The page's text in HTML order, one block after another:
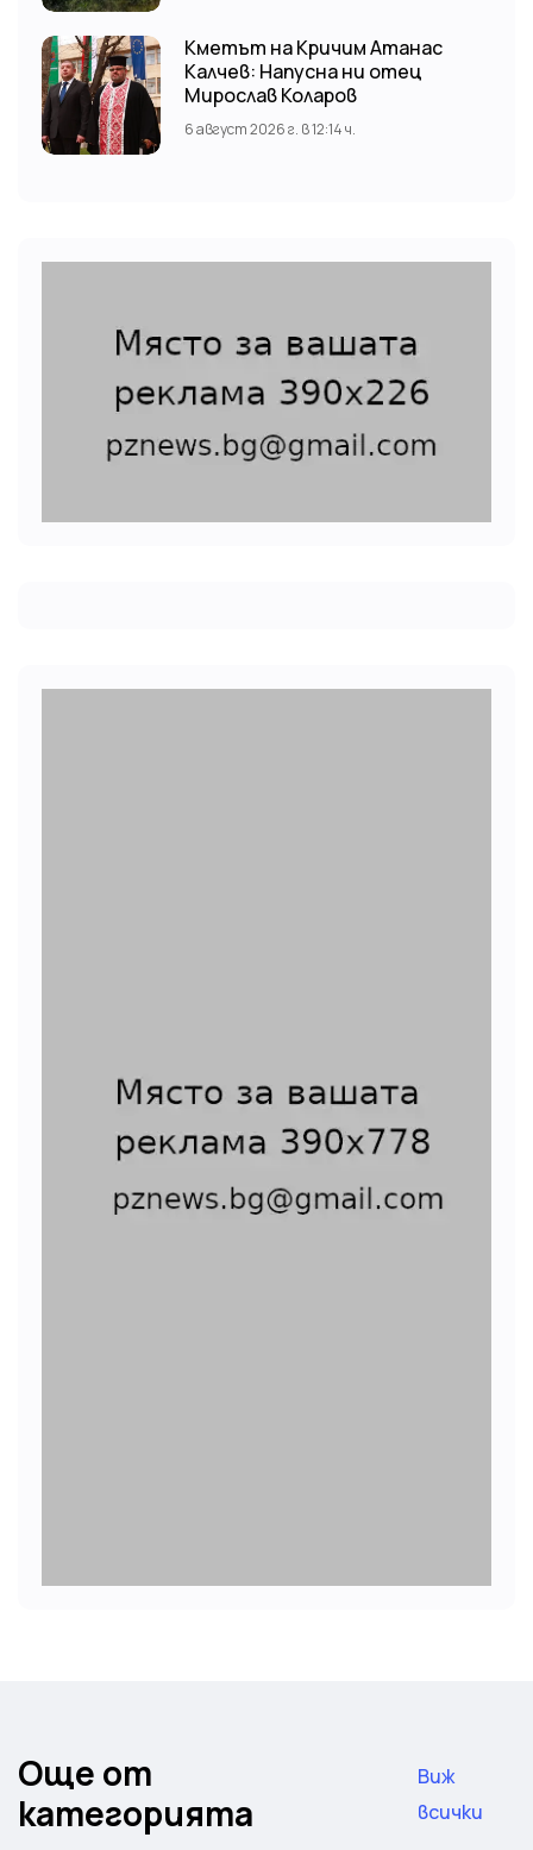
Кметът на Кричим Атанас
Калчев: Напусна ни отец
Мирослав Коларов
6 август 2026 г. в 12:14 ч.
Още от
категорията
Виж
всички